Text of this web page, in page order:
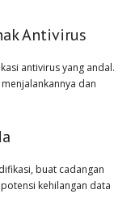
Antivirus
antivirus yang andal.
dan
buat cadangan
kehilangan data